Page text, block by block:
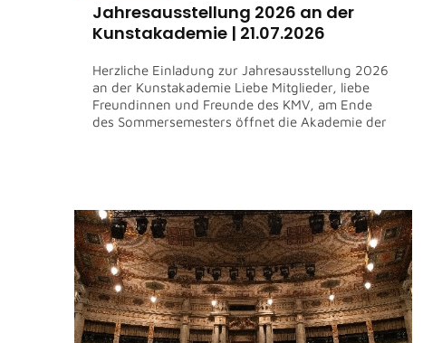
Jahresausstellung 2026 an der
Kunstakademie | 21.07.2026
Herzliche Einladung zur Jahresausstellung 2026
an der Kunstakademie Liebe Mitglieder, liebe
Freundinnen und Freunde des KMV, am Ende
des Sommersemesters öffnet die Akademie der